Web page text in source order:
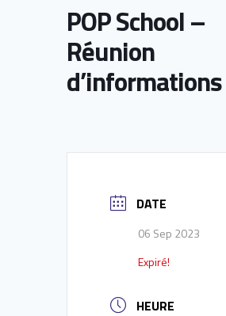
POP School –
Réunion
d’informations
DATE
06 Sep 2023
Expiré!
HEURE